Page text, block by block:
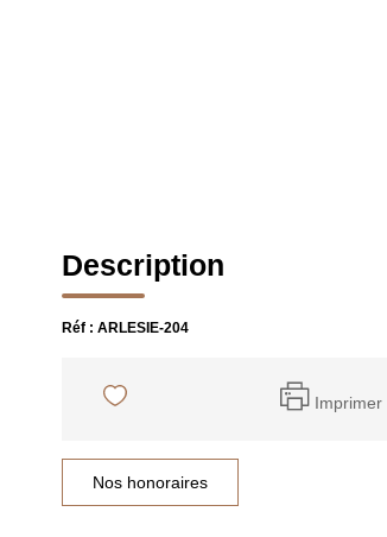
Description
Réf : ARLESIE-204
Imprimer
Nos honoraires